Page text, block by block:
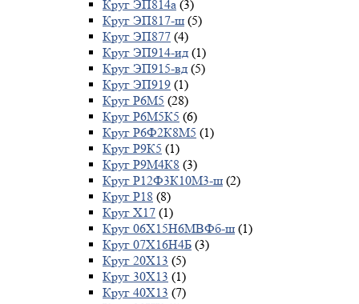
Круг ЭП814а (3)
Круг ЭП817-ш (5)
Круг ЭП877 (4)
Круг ЭП914-ид (1)
Круг ЭП915-вд (5)
Круг ЭП919 (1)
Круг Р6М5 (28)
Круг Р6М5К5 (6)
Круг Р6Ф2К8М5 (1)
Круг Р9К5 (1)
Круг Р9М4К8 (3)
Круг Р12Ф3К10М3-ш (2)
Круг Р18 (8)
Круг Х17 (1)
Круг 06Х15Н6МВФб-ш (1)
Круг 07Х16Н4Б (3)
Круг 20Х13 (5)
Круг 30Х13 (1)
Круг 40Х13 (7)